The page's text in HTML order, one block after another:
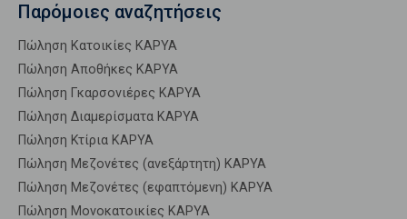
Παρόμοιες αναζητήσεις
Πώληση Κατοικίες ΚΑΡΥΑ
Πώληση Αποθήκες ΚΑΡΥΑ
Πώληση Γκαρσονιέρες ΚΑΡΥΑ
Πώληση Διαμερίσματα ΚΑΡΥΑ
Πώληση Κτίρια ΚΑΡΥΑ
Πώληση Μεζονέτες (ανεξάρτητη) ΚΑΡΥΑ
Πώληση Μεζονέτες (εφαπτόμενη) ΚΑΡΥΑ
Πώληση Μονοκατοικίες ΚΑΡΥΑ